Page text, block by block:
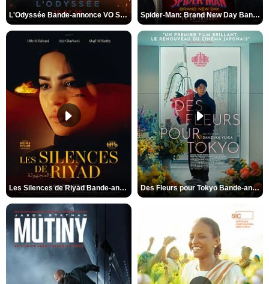
L'Odyssée Bande-annonce VO STFR Spider-Man: Brand New Day Bande-annonce VO STFR
Les Silences de Riyad Bande-annonce VO STFR Des Fleurs pour Tokyo Bande-annonce VO STFR